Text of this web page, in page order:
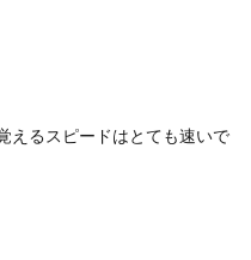
えるスピードはとても速いで